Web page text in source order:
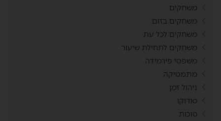
משחקים
משחקים בזום
משחקים לכל עת
משחקים לתחילת שיעור
משפטי פירמידה
מתמטיקה
ניהול זמן
סודוקו
סוכות